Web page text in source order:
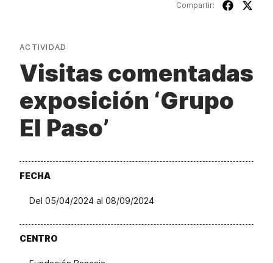
Compartir:
ACTIVIDAD
Visitas comentadas
exposición ‘Grupo
El Paso’
FECHA
Del 05/04/2024 al 08/09/2024
CENTRO